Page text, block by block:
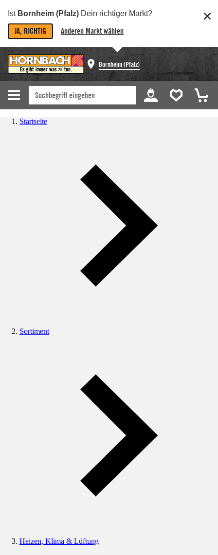
Ist Bornheim (Pfalz) Dein richtiger Markt?
JA, RICHTIG Anderen Markt wählen
Bornheim (Pfalz)
Startseite
Sortiment
Heizen, Klima & Lüftung